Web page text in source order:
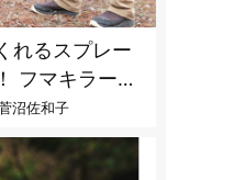
れるスプレー
退グッズ
サイトで使う
沼佐和子